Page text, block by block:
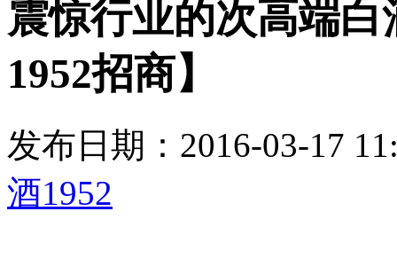
震惊行业的次高端
1952招商】
发布日期：2016-03-17
酒1952